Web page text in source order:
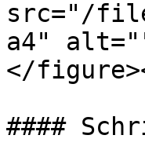
src="/
a4"
</
####